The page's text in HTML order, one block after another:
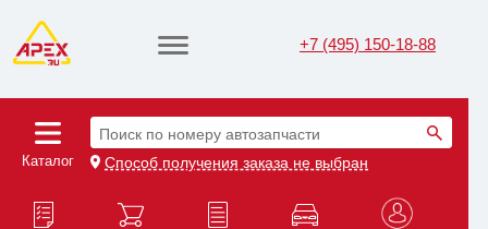
+7 (495) 150-18-88
Каталог
Поиск по номеру автозапчасти
Способ получения заказа не выбран